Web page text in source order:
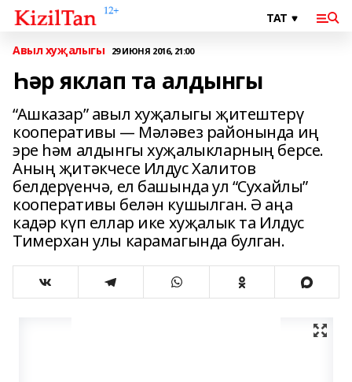
Авыл хуҗалыгы 29 ИЮНЯ 2016, 21:00
Һәр яклап та алдынгы
“Ашказар” авыл хуҗалыгы җитештерү
кооперативы — Мәләвез районында иң
эре һәм алдынгы хуҗалыкларның берсе.
Аның җитәкчесе Илдус Халитов
белдерүенчә, ел башында ул “Сухайлы”
кооперативы белән кушылган. Ә аңа
кадәр күп еллар ике хуҗалык та Илдус
Тимерхан улы карамагында бул­ган.